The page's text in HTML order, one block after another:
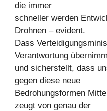
die immer
schneller werden
Drohnen – evident.
Dass
Verantwortung
und sicherstellt, dass
gegen diese neue
Bedrohungsformen
zeugt von genau der